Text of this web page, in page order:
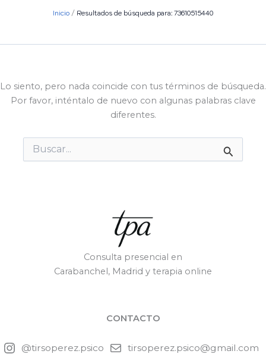
Inicio Resultados de búsqueda para: 73610515440
Lo siento, pero nada coincide con tus términos de búsqueda.
Por favor, inténtalo de nuevo con algunas palabras clave
diferentes.
Buscar
por:
Consulta presencial en
Carabanchel, Madrid y terapia online
CONTACTO
@tirsoperez.psico tirsoperez.psico@gmail.com